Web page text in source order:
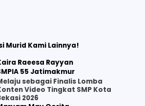
Murid Kami Lainnya!
Raeesa Rayyan
55 Jatimakmur
sebagai Finalis Lomba
Video Tingkat SMP Kota
2026